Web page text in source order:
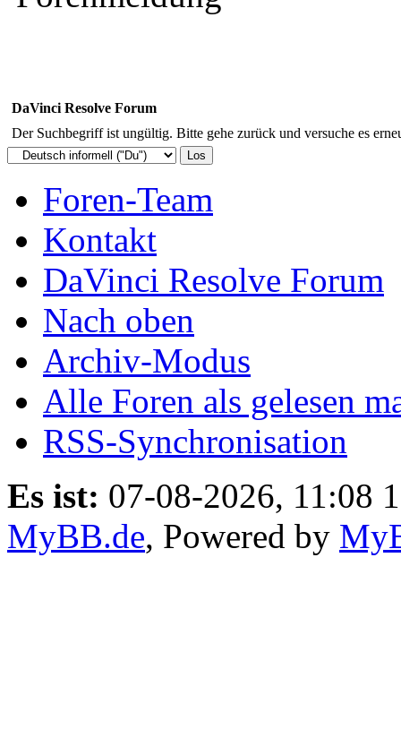
DaVinci Resolve Forum
Der Suchbegriff ist ungültig. Bitte gehe zurück und versuche es
Foren-Team
Kontakt
DaVinci Resolve Forum
Nach oben
Archiv-Modus
Alle Foren als gelesen
RSS-Synchronisation
Es ist: 07-08-2026, 11:08
MyBB.de, Powered by